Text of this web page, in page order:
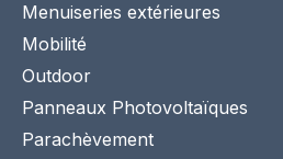
Menuiseries extérieures
Mobilité
Outdoor
Panneaux Photovoltaïques
Parachèvement